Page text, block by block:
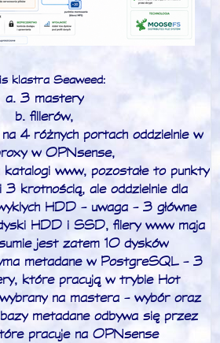
klastra Seaweed:
a. 3 mastery
b. fillerów,
4 różnych portach oddzielnie w
w OPNsense,
www, pozostałe to punkty
krotnością, ale oddzielnie dla
HDD - uwaga - 3 główne
HDD i SSD, filery www maja
jest zatem 10 dysków
metadane w PostgreSQL - 3
które pracują w trybie Hot
na mastera - wybór oraz
metadane odbywa się przez
pracuje na OPNsense